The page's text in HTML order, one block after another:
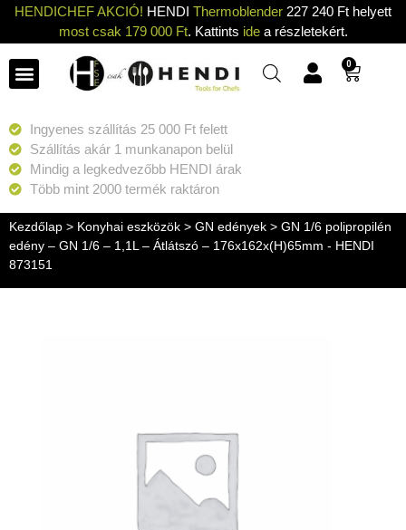
HENDICHEF AKCIÓ! HENDI Thermoblender 227 240 Ft helyett
most csak 179 000 Ft. Kattints idea részletekért.
0
Ingyenes szállítás 25 000 Ft felett
Szállítás akár 1 munkanapon belül
Mindig a legkedvezőbb HENDI árak
Több mint 2000 termék raktáron
Kezdőlap > Konyhai eszközök > GN edények > GN 1/6 polipropilén
edény – GN 1/6 – 1,1L – Átlátszó – 176x162x(H)65mm - HENDI
873151